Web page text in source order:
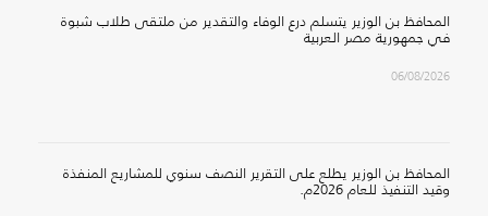
المحافظ بن الوزير يتسلم درع الوفاء والتقدير من ملتقى طلاب شبوة
في جمهورية مصر العربية
06/08/2026
المحافظ بن الوزير يطلع على التقرير النصف سنوي للمشاريع المنفذة
وقيد التنفيذ للعام 2026م.